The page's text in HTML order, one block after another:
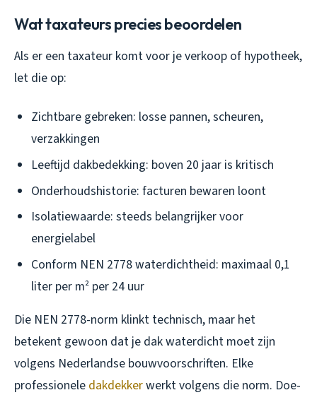
Wat taxateurs precies beoordelen
Als er een taxateur komt voor je verkoop of hypotheek,
let die op:
Zichtbare gebreken: losse pannen, scheuren,
verzakkingen
Leeftijd dakbedekking: boven 20 jaar is kritisch
Onderhoudshistorie: facturen bewaren loont
Isolatiewaarde: steeds belangrijker voor
energielabel
Conform NEN 2778 waterdichtheid: maximaal 0,1
liter per m² per 24 uur
Die NEN 2778-norm klinkt technisch, maar het
betekent gewoon dat je dak waterdicht moet zijn
volgens Nederlandse bouwvoorschriften. Elke
professionele dakdekkerwerkt volgens die norm. Doe-